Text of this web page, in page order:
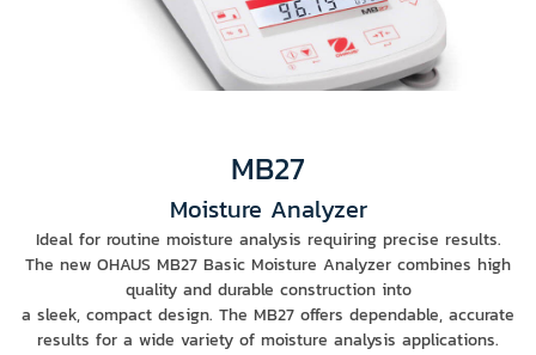
MB27
Moisture Analyzer
Ideal for routine moisture analysis requiring precise results.
The new OHAUS MB27 Basic Moisture Analyzer combines high
quality and durable construction into
a sleek, compact design. The MB27 offers dependable, accurate
results for a wide variety of moisture analysis applications.